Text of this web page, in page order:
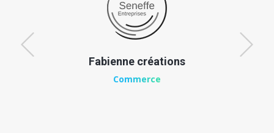
Fabienne créations
Commerce